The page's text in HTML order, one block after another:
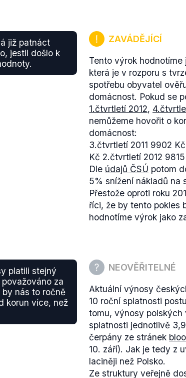
23,80 %
36,35 %
23,57 %
12,28 %
TOP 09 STAN
x
x
x
6,63 %
(zdroj:volby 2000,
Moravskoslezský
9,92 %
Karlovarský
9,79 %
Ústecký
9,68 %
Zlínský
9,49 %
Liberecký
9,26 %
Jihomoravský
9,21 %
již patnáct
jestli došlo k
ZAVÁDĚJÍCÍ
Tento výrok
která je v rozporu s
spotřebu obyvatel
domácnost. Pokud se
1.čtvrtletí 2012,
nemůžeme hovořit o
domácnost:
3.čtvrtletí 2011 9902
Kč 2.čtvrtletí 2012
Dle údajů ČSÚ potom
5% snížení nákladů na
Přestože oproti roku
říci, že by tento pokles
hodnotíme výrok jako
platili stejný
za
by nás to ročně
korun více, než
NEOVĚŘITELNÉ
Aktuální výnosy
10 roční splatnosti
tomu, výnosy polských
splatnosti jednotlivě
čerpány ze stránek
10. září). Jak je tedy z
laciněji než Polsko.
Ze struktury veřejně